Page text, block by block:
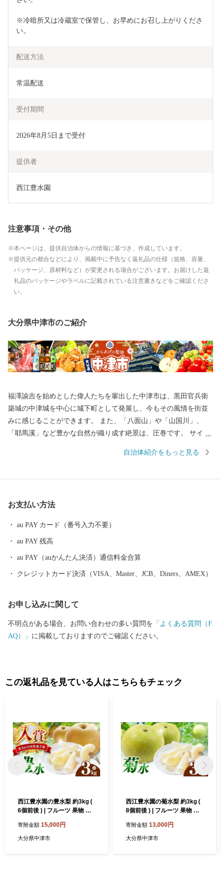
※冷暗所又は冷蔵室で保管し、お早めにお召し上がりくださ
い。
配送方法
常温配送
受付期間
2026年8月5日まで受付
提供者
西江豊水園
注意事項・その他
本ページは、提供自治体からの情報に基づき、作成しています。
提供元の都合などにより、掲載中に予告なく返礼品の仕様（規格、容量、
パッケージ、原材料など）が変更される場合がございます。お届けした返
礼品のパッケージやラベルに記載されている注意書きなどをご確認くださ
い。
大分県中津市のご紹介
福澤諭吉を始めとした偉人たちを輩出した中津市は、黒田官兵衛
築城の中津城を中心に城下町として発展し、今もその風情を街並
みに感じることができます。 また、「八面山」や「山国川」、
「耶馬溪」など豊かな自然が織り成す絶景は、圧巻です。 サイク
す。 もちろん、市内には温泉スポットも点在しており、‘おんせん
自治体紹介をもっと見る
お支払い方法
au PAY カード（番号入力不要）
au PAY 残高
au PAY（auかんたん決済）通信料金合算
クレジットカード決済（VISA、Master、JCB、Diners、AMEX）
お申し込みに関して
不明点がある場合、お問い合わせの多い質問を 「よくある質問（F
AQ）」 に掲載しておりますのでご確認ください。
この返礼品を見ている人はこちらもチェック
西江豊水園の豊水梨 約3kg (
6個前後 ) | フルーツ 果物 く
梨 梨 なし ナシ 豊水 豊水梨
和梨 3kg 3キロ 新鮮 産地直
寄附金額 15,000円
大分県中津市
西江豊水園の菊水梨 約3kg (
8個前後 ) | フルーツ 果物 く
梨 梨 なし ナシ 菊水 菊水梨
和梨 3kg 3キロ 新鮮 産地直
寄附金額 13,000円
大分県中津市